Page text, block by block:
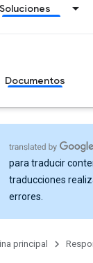
Soluciones
Documentos
para traducir
traducciones
errores.
principal